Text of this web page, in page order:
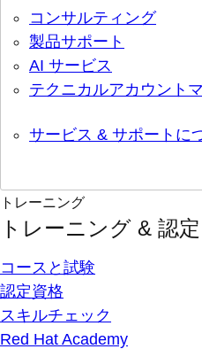
コンサルティング
製品サポート
AI サービス
テクニカルアカウント
サービス & サポートに
トレーニング
トレーニング & 認定
コースと試験
認定資格
スキルチェック
Red Hat Academy